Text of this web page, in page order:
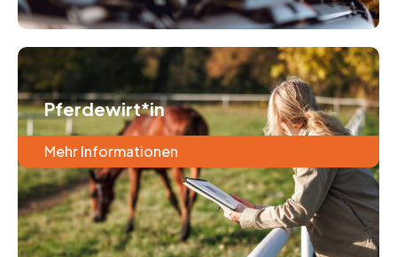
Pferdewirt*in
Mehr Informationen